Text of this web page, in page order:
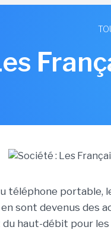
téléphone portable,
sont devenus des
haut-débit pour